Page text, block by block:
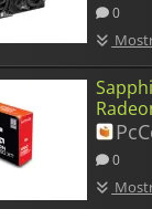
0
0